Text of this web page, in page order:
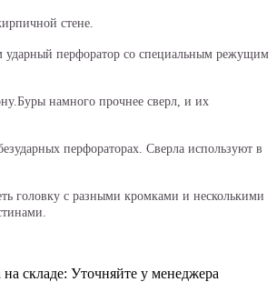
стене.
ударный перфоратор со специальным режущим
намного прочнее сверл, и их
перфораторах. Сверла используют в
головку с разными кромками и несколькими
на складе: Уточняйте у менеджера